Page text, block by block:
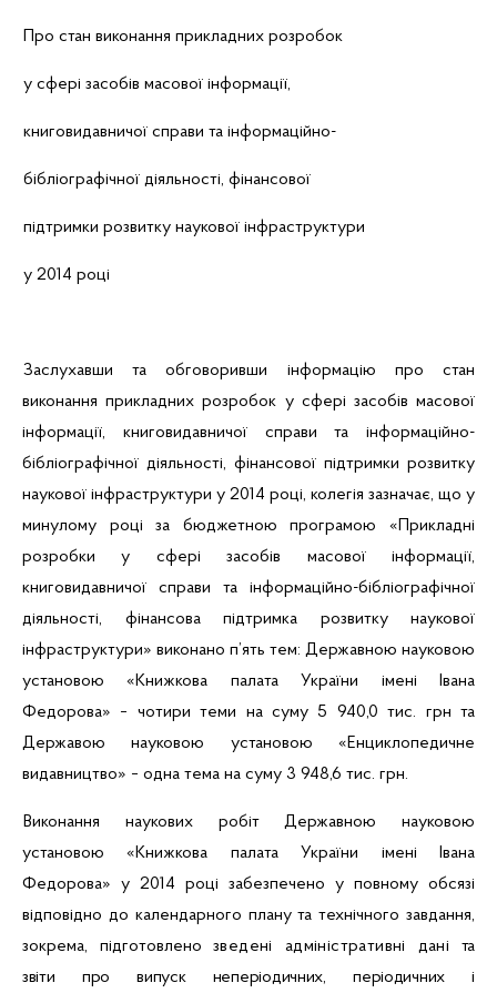
Про стан виконання прикладних розробок
у сфері засобів масової інформації,
книговидавничої справи та інформаційно-
бібліографічної діяльності, фінансової
підтримки розвитку наукової інфраструктури
у 2014 році
Заслухавши та обговоривши інформацію про стан
виконання прикладних розробок у сфері засобів масової
інформації, книговидавничої справи та інформаційно-
бібліографічної діяльності, фінансової підтримки розвитку
наукової інфраструктури у 2014 році, колегія зазначає, що у
минулому році за бюджетною програмою «Прикладні
розробки у сфері засобів масової інформації,
книговидавничої справи та інформаційно-бібліографічної
діяльності, фінансова підтримка розвитку наукової
інфраструктури» виконано п’ять тем: Державною науковою
установою «Книжкова палата України імені Івана
Федорова» − чотири теми на суму 5 940,0 тис. грн та
Державою науковою установою «Енциклопедичне
видавництво» − одна тема на суму 3 948,6 тис. грн.
Виконання наукових робіт Державною науковою
установою «Книжкова палата України імені Івана
Федорова» у 2014 році забезпечено у повному обсязі
відповідно до календарного плану та технічного завдання,
зокрема, підготовлено зведені адміністративні дані та
звіти про випуск неперіодичних, періодичних і